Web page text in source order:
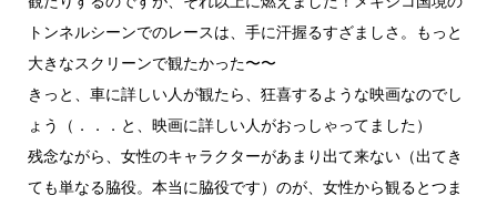
トンネルシーンでのレースは、手に汗握るすざましさ。もっと
大きなスクリーンで観たかった〜〜
きっと、車に詳しい人が観たら、狂喜するような映画なのでし
ょう（．．．と、映画に詳しい人がおっしゃってました）
残念ながら、女性のキャラクターがあまり出て来ない（出てき
ても単なる脇役。本当に脇役です）のが、女性から観るとつま